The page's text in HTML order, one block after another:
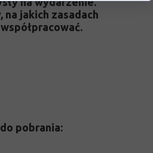
na jakich zasadach
pobrania: